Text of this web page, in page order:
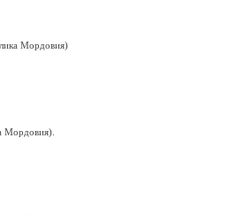
Мордовия)
Мордовия).